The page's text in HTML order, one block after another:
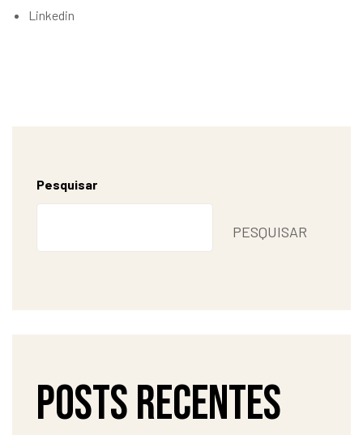
Linkedin
Pesquisar
PESQUISAR
Posts recentes